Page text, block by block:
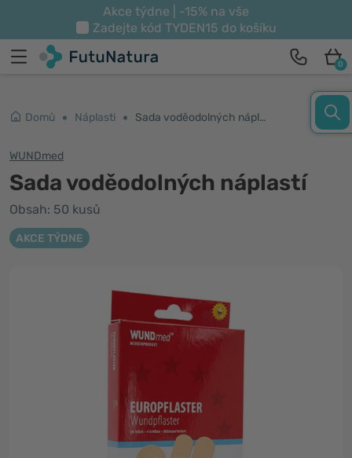
Akce týdne | -15% na vše
Zadejte kód TYDEN15 do košíku
0
Domů Náplasti Sada voděodolných náplastí
WUNDmed
Sada voděodolných náplastí
Obsah: 50 kusů
AKCE TÝDNE